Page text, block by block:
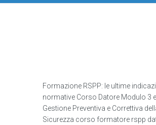
Formazione RSPP: le ultime
normative Corso Datore Modulo 3
Gestione Preventiva e Correttiva
Sicurezza corso formatore rspp